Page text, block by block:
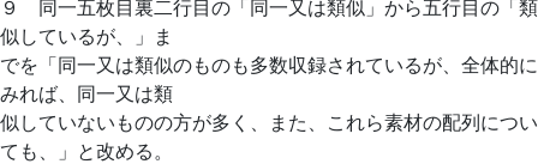
９ 同一五枚目裏二行目の「同一又は類似」から五行目の「類
似しているが、」ま
でを「同一又は類似のものも多数収録されているが、全体的に
みれば、同一又は類
似していないものの方が多く、また、これら素材の配列につい
ても、」と改める。